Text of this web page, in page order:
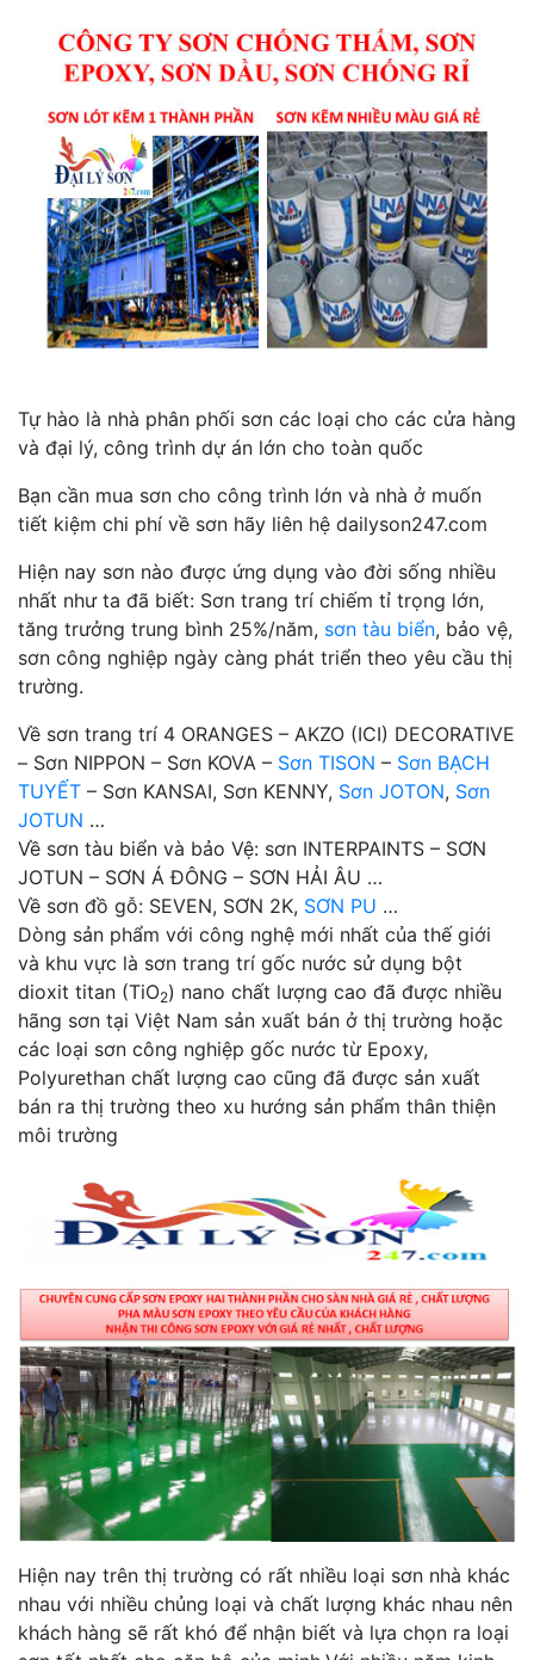
Tự hào là nhà phân phối sơn các loại cho các cửa hàng
và đại lý, công trình dự án lớn cho toàn quốc
Bạn cần mua sơn cho công trình lớn và nhà ở muốn
tiết kiệm chi phí về sơn hãy liên hệ dailyson247.com
Hiện nay sơn nào được ứng dụng vào đời sống nhiều
nhất như ta đã biết: Sơn trang trí chiếm tỉ trọng lớn,
tăng trưởng trung bình 25%/năm, sơn tàu biển, bảo vệ,
sơn công nghiệp ngày càng phát triển theo yêu cầu thị
trường.
Về sơn trang trí 4 ORANGES – AKZO (ICI) DECORATIVE
– Sơn NIPPON – Sơn KOVA – Sơn TISON – Sơn BẠCH
TUYẾT – Sơn KANSAI, Sơn KENNY, Sơn JOTON, Sơn
JOTUN …
Về sơn tàu biển và bảo Vệ: sơn INTERPAINTS – SƠN
JOTUN – SƠN Á ĐÔNG – SƠN HẢI ÂU …
Về sơn đồ gỗ: SEVEN, SƠN 2K, SƠN PU …
Dòng sản phẩm với công nghệ mới nhất của thế giới
và khu vực là sơn trang trí gốc nước sử dụng bột
dioxit titan (TiO2) nano chất lượng cao đã được nhiều
hãng sơn tại Việt Nam sản xuất bán ở thị trường hoặc
các loại sơn công nghiệp gốc nước từ Epoxy,
Polyurethan chất lượng cao cũng đã được sản xuất
bán ra thị trường theo xu hướng sản phẩm thân thiện
môi trường
Hiện nay trên thị trường có rất nhiều loại sơn nhà khác
nhau với nhiều chủng loại và chất lượng khác nhau nên
khách hàng sẽ rất khó để nhận biết và lựa chọn ra loại